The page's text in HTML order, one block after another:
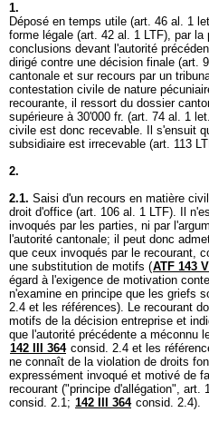
1.
Déposé en temps utile (art. 46 al. 1
forme légale (art. 42 al. 1 LTF), par la
conclusions devant l'autorité
dirigé contre une décision finale (art.
cantonale et sur recours par un
contestation civile de nature
recourante, il ressort du dossier
supérieure à 30'000 fr. (art. 74 al. 1
civile est donc recevable. Il s'ensuit
subsidiaire est irrecevable (art. 113
2.
2.1. Saisi d'un recours en matière
droit d'office (art. 106 al. 1 LTF). Il
invoqués par les parties, ni par
l'autorité cantonale; il peut donc
que ceux invoqués par le recourant,
une substitution de motifs (ATF 143
égard à l'exigence de motivation
n'examine en principe que les griefs
2.4 et les références). Le recourant
motifs de la décision entreprise et
que l'autorité précédente a méconnu
142 III 364 consid. 2.4 et les
ne connaît de la violation de droits
expressément invoqué et motivé de
recourant ("principe d'allégation", art.
consid. 2.1; 142 III 364 consid. 2.4).